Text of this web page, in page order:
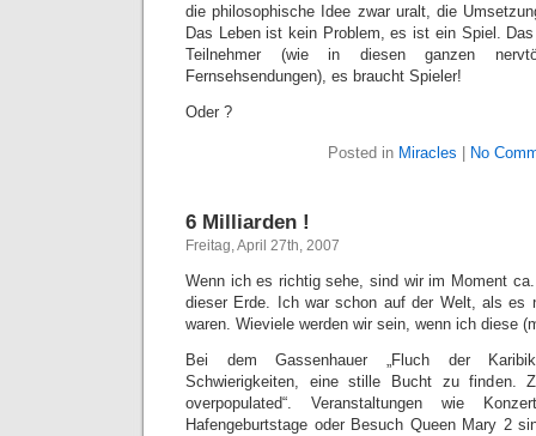
die philosophische Idee zwar uralt, die
Das Leben ist kein Problem, es ist ein Spiel.
Teilnehmer (wie in diesen ganzen
Fernsehsendungen), es braucht Spieler!
Oder ?
Posted in Miracles No
6 Milliarden !
Freitag, April 27th, 2007
Wenn ich es richtig sehe, sind wir im Moment
dieser Erde. Ich war schon auf der Welt, als es
waren. Wieviele werden wir sein, wenn ich diese
Bei dem Gassenhauer „Fluch der
Schwierigkeiten, eine stille Bucht zu finden.
overpopulated“. Veranstaltungen wie
Hafengeburtstage oder Besuch Queen Mary 2